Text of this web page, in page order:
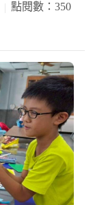
點閱數：350